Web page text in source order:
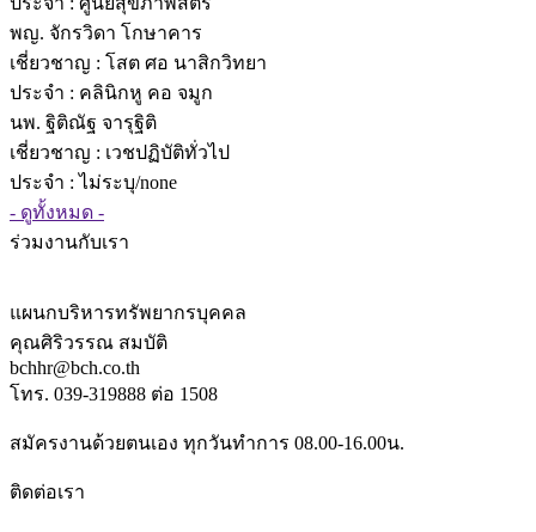
พญ. จักรวิดา โกษาคาร
เชี่ยวชาญ : โสต ศอ นาสิกวิทยา
ประจำ : คลินิกหู คอ จมูก
นพ. ฐิติณัฐ จารุฐิติ
เชี่ยวชาญ : เวชปฏิบัติทั่วไป
ประจำ : ไม่ระบุ/none
- ดูทั้งหมด -
ร่วมงานกับเรา
แผนกบริหารทรัพยากรบุคคล
คุณศิริวรรณ สมบัติ
bchhr@bch.co.th
โทร. 039-319888 ต่อ 1508
สมัครงานด้วยตนเอง ทุกวันทำการ 08.00-16.00น.
ติดต่อเรา